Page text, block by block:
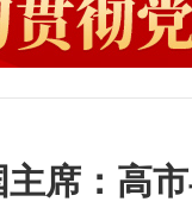
席：高